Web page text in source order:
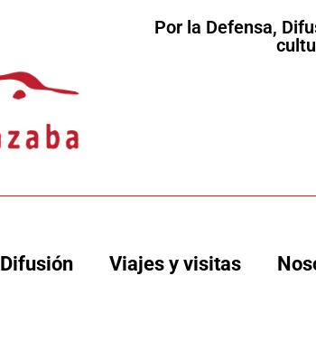
Por la Defensa,
Difusión Viajes y visitas